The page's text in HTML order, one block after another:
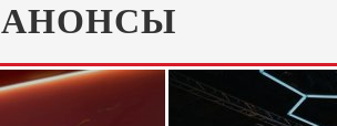
ПОДАРКИ, КОТОРЫЕ ТОЧНО ПОРАДУЮТ БЛИЗКИХ В МАЙСКИЕ ПРАЗДНИКИ
АНОНСЫ